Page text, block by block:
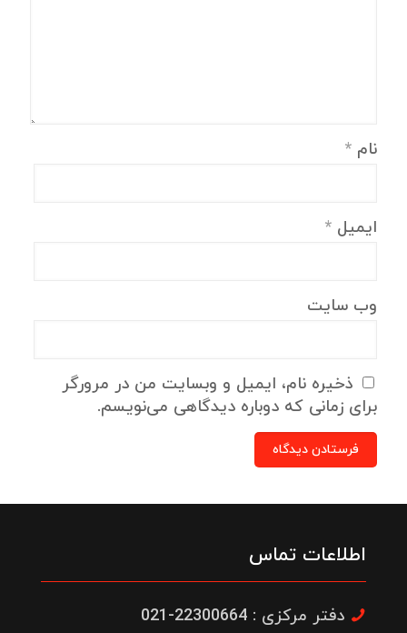
نام *
ایمیل *
وب‌ سایت
ذخیره نام، ایمیل و وبسایت من در مرورگر
برای زمانی که دوباره دیدگاهی می‌نویسم.
اطلاعات تماس
دفتر مرکزی : 22300664-021